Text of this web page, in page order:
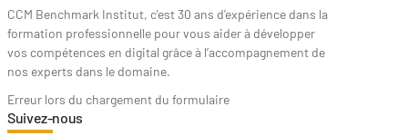
CCM Benchmark Institut, c'est 30 ans d'expérience dans la
formation professionnelle pour vous aider à développer
vos compétences en digital grâce à l’accompagnement de
nos experts dans le domaine.
Erreur lors du chargement du formulaire
Suivez-nous